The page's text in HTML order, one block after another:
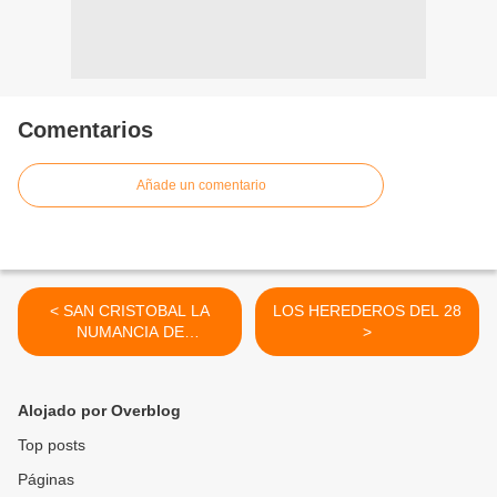
Comentarios
Añade un comentario
< SAN CRISTOBAL LA
NUMANCIA DE
SURAMERICA
LOS HEREDEROS DEL 28
>
Alojado por Overblog
Top posts
Páginas